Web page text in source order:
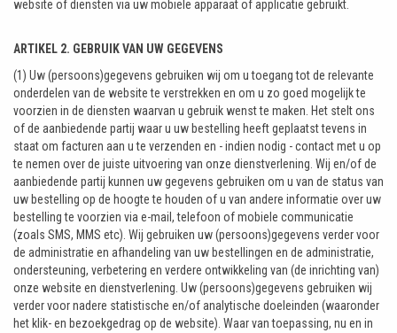
website of diensten via uw mobiele apparaat of applicatie gebruikt.
ARTIKEL 2. GEBRUIK VAN UW GEGEVENS
(1) Uw (persoons)gegevens gebruiken wij om u toegang tot de relevante
onderdelen van de website te verstrekken en om u zo goed mogelijk te
voorzien in de diensten waarvan u gebruik wenst te maken. Het stelt ons
of de aanbiedende partij waar u uw bestelling heeft geplaatst tevens in
staat om facturen aan u te verzenden en - indien nodig - contact met u op
te nemen over de juiste uitvoering van onze dienstverlening. Wij en/of de
aanbiedende partij kunnen uw gegevens gebruiken om u van de status van
uw bestelling op de hoogte te houden of u van andere informatie over uw
bestelling te voorzien via e-mail, telefoon of mobiele communicatie
(zoals SMS, MMS etc). Wij gebruiken uw (persoons)gegevens verder voor
de administratie en afhandeling van uw bestellingen en de administratie,
ondersteuning, verbetering en verdere ontwikkeling van (de inrichting van)
onze website en dienstverlening. Uw (persoons)gegevens gebruiken wij
verder voor nadere statistische en/of analytische doeleinden (waaronder
het klik- en bezoekgedrag op de website). Waar van toepassing, nu en in